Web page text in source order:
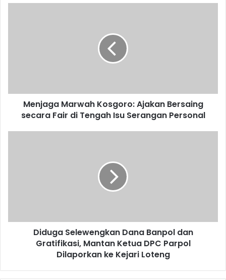
Menjaga Marwah Kosgoro: Ajakan Bersaing
secara Fair di Tengah Isu Serangan Personal
Diduga Selewengkan Dana Banpol dan
Gratifikasi, Mantan Ketua DPC Parpol
Dilaporkan ke Kejari Loteng